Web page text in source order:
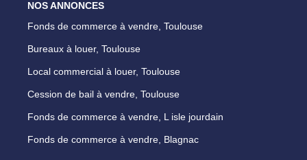
NOS ANNONCES
Fonds de commerce à vendre, Toulouse
Bureaux à louer, Toulouse
Local commercial à louer, Toulouse
Cession de bail à vendre, Toulouse
Fonds de commerce à vendre, L isle jourdain
Fonds de commerce à vendre, Blagnac